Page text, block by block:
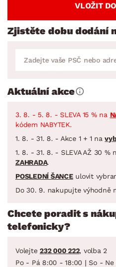
VLOŽIT
Zjistěte dobu dodání
Aktuální akce
3. 8. - 5. 8. - SLEVA 15 % na
kódem NABYTEK.
1. 8. - 31. 8. - Akce 1 + 1 na
1. 8. - 31. 8. - SLEVA AŽ 30
ZAHRADA.
POSLEDNÍ ŠANCEulovit
Do 30. 9. nakupujte výhodně
Chcete poradit s
telefonicky?
Volejte 232 000 222, volba 2
Po - Pá 8:00 - 18:00 | So -